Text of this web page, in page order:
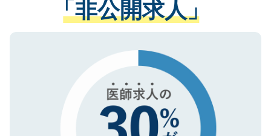
る、プライバシーマークを取得済みです。
で、機密保持に関してもご安心ください。
させていただきます。すぐにご転職をされ
ない方には、長期的なサポートが可能です
ので、まずはご登録ください。
「非公開求人」